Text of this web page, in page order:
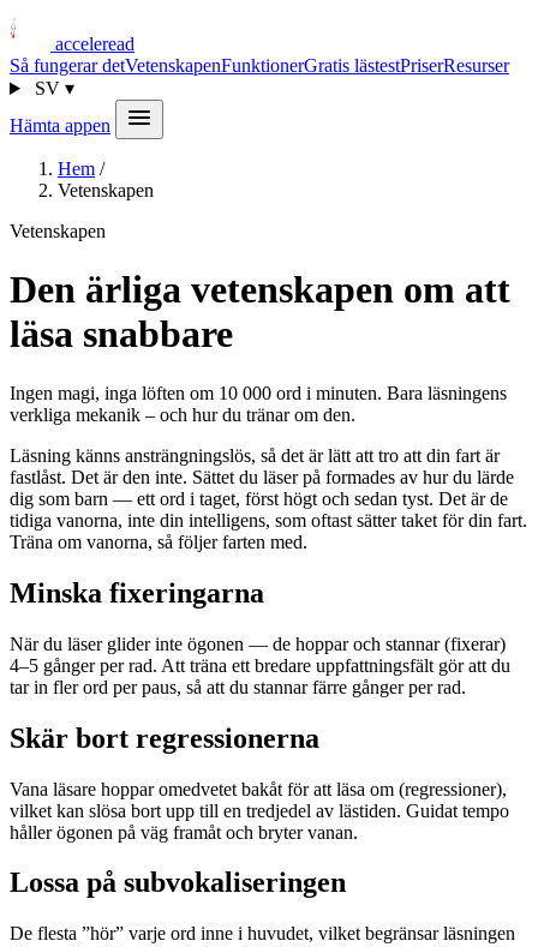
acceleread
Så fungerar detVetenskapenFunktionerGratis lästestPriserResurser
SV ▾
Hämta appen
Hem /
Vetenskapen
Vetenskapen
Den ärliga vetenskapen om att
läsa snabbare
Ingen magi, inga löften om 10 000 ord i minuten. Bara läsningens
verkliga mekanik – och hur du tränar om den.
Läsning känns ansträngningslös, så det är lätt att tro att din fart är
fastlåst. Det är den inte. Sättet du läser på formades av hur du lärde
dig som barn — ett ord i taget, först högt och sedan tyst. Det är de
tidiga vanorna, inte din intelligens, som oftast sätter taket för din fart.
Träna om vanorna, så följer farten med.
Minska fixeringarna
När du läser glider inte ögonen — de hoppar och stannar (fixerar)
4–5 gånger per rad. Att träna ett bredare uppfattningsfält gör att du
tar in fler ord per paus, så att du stannar färre gånger per rad.
Skär bort regressionerna
Vana läsare hoppar omedvetet bakåt för att läsa om (regressioner),
vilket kan slösa bort upp till en tredjedel av lästiden. Guidat tempo
håller ögonen på väg framåt och bryter vanan.
Lossa på subvokaliseringen
De flesta ”hör” varje ord inne i huvudet, vilket begränsar läsningen